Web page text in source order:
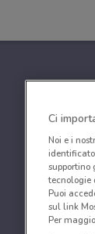
Ci
Noi e i
supportino
tecnologie
Puoi
sul link
Per